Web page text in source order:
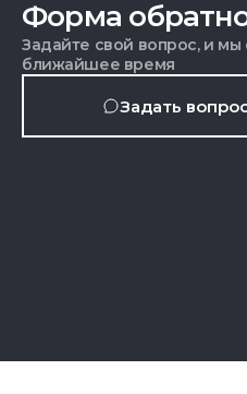
Форма
Задайте свой вопрос, и
ближайшее время
Задать